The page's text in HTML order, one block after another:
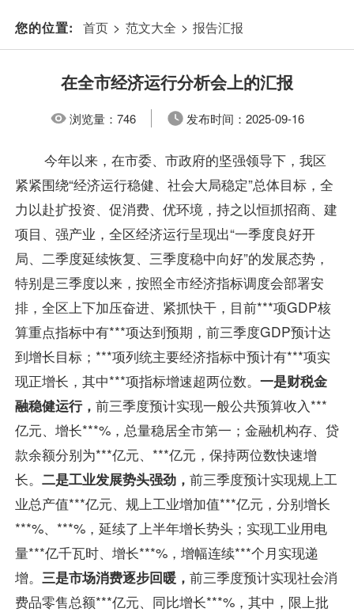
您的位置: 首页 > 范文大全 > 报告汇报
在全市经济运行分析会上的汇报
浏览量：746 发布时间： 2025-09-16
今年以来，在市委、市政府的坚强领导下，我区
紧紧围绕“经济运行稳健、社会大局稳定”总体目标，全
力以赴扩投资、促消费、优环境，持之以恒抓招商、建
项目、强产业，全区经济运行呈现出“一季度良好开
局、二季度延续恢复、三季度稳中向好”的发展态势，
特别是三季度以来，按照全市经济指标调度会部署安
排，全区上下加压奋进、紧抓快干，目前***项GDP核
算重点指标中有***项达到预期，前三季度GDP预计达
到增长目标；***项列统主要经济指标中预计有***项实
现正增长，其中***项指标增速超两位数。 一是财税金
融稳健运行， 前三季度预计实现一般公共预算收入***
亿元、增长***%，总量稳居全市第一；金融机构存、贷
款余额分别为***亿元、***亿元，保持两位数快速增
长。 二是工业发展势头强劲， 前三季度预计实现规上工
业总产值***亿元、规上工业增加值***亿元，分别增长
***%、***%，延续了上半年增长势头；实现工业用电
量***亿千瓦时、增长***%，增幅连续***个月实现递
增。 三是市场消费逐步回暖， 前三季度预计实现社会消
费品零售总额***亿元、同比增长***%，其中，限上批